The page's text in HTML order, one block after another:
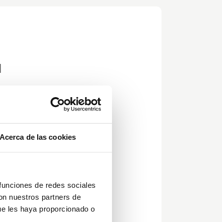
Acerca de las cookies
de redes sociales
nuestros partners de
les haya proporcionado o